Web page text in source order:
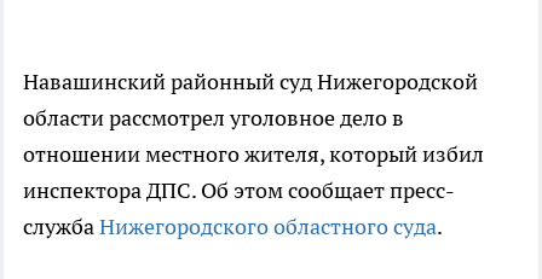
Навашинский районный суд Нижегородской
области рассмотрел уголовное дело в
отношении местного жителя, который избил
инспектора ДПС. Об этом сообщает пресс-
службаНижегородского областного суда.